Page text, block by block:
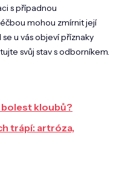
s případnou
mohou zmírnit její
u vás objeví příznaky
svůj stav s odborníkem.
kloubů?
trápí: artróza,